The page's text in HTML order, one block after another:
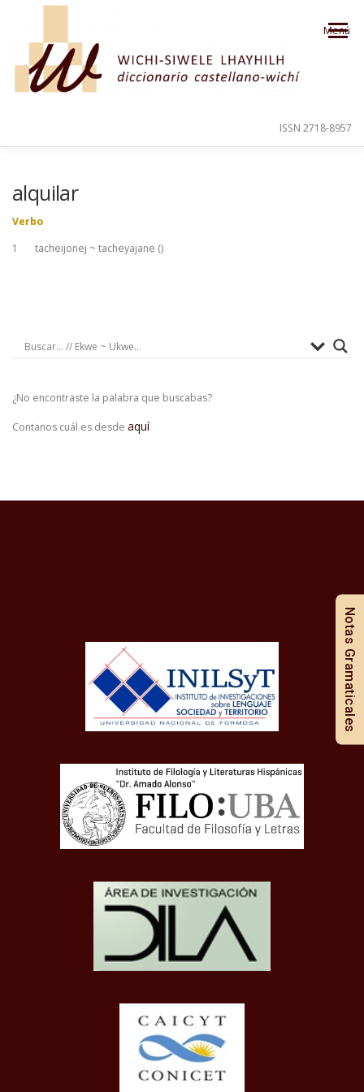
Saltar al contenido
Menú
ISSN 2718-8957
alquilar
Verbo
1 tacheijonej ~ tacheyajane ()
¿No encontraste la palabra que buscabas?
Contanos cuál es desde aquí
Notas Gramaticales